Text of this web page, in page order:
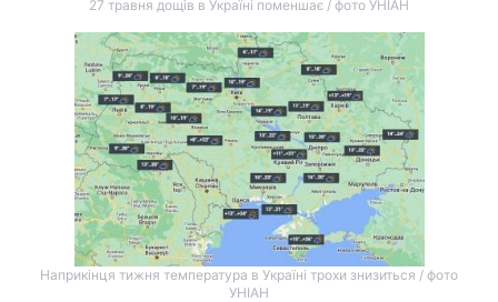
27 травня дощів в Україні поменшає / фото УНІАН
Наприкінця тижня температура в Україні трохи знизиться / фото
УНІАН